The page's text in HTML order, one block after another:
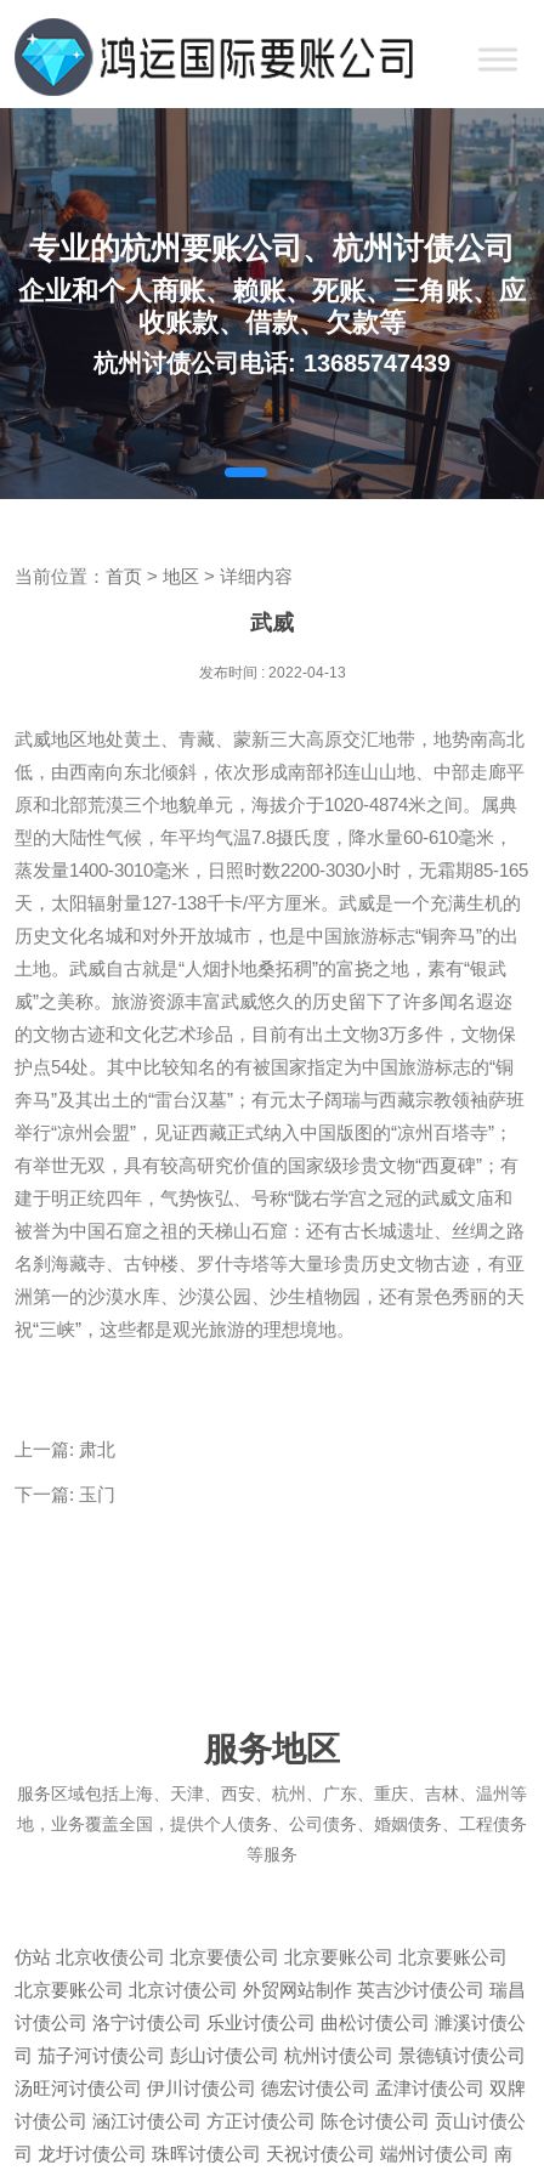
专业的杭州要账公司、杭州讨债公司
企业和个人商账、赖账、死账、三角账、应
收账款、借款、欠款等
杭州讨债公司电话: 13685747439
当前位置： 首页 > 地区 > 详细内容
武威
发布时间 : 2022-04-13
武威地区地处黄土、青藏、蒙新三大高原交汇地带，地势南高北
低，由西南向东北倾斜，依次形成南部祁连山山地、中部走廊平
原和北部荒漠三个地貌单元，海拔介于1020-4874米之间。属典
型的大陆性气候，年平均气温7.8摄氏度，降水量60-610毫米，
蒸发量1400-3010毫米，日照时数2200-3030小时，无霜期85-165
天，太阳辐射量127-138千卡/平方厘米。武威是一个充满生机的
历史文化名城和对外开放城市，也是中国旅游标志“铜奔马”的出
土地。武威自古就是“人烟扑地桑拓稠”的富挠之地，素有“银武
威”之美称。旅游资源丰富武威悠久的历史留下了许多闻名遐迩
的文物古迹和文化艺术珍品，目前有出土文物3万多件，文物保
护点54处。其中比较知名的有被国家指定为中国旅游标志的“铜
奔马”及其出土的“雷台汉墓”；有元太子阔瑞与西藏宗教领袖萨班
举行“凉州会盟”，见证西藏正式纳入中国版图的“凉州百塔寺”；
有举世无双，具有较高研究价值的国家级珍贵文物“西夏碑”；有
建于明正统四年，气势恢弘、号称“陇右学宫之冠的武威文庙和
被誉为中国石窟之祖的天梯山石窟：还有古长城遗址、丝绸之路
名刹海藏寺、古钟楼、罗什寺塔等大量珍贵历史文物古迹，有亚
洲第一的沙漠水库、沙漠公园、沙生植物园，还有景色秀丽的天
祝“三峡”，这些都是观光旅游的理想境地。
上一篇: 肃北
下一篇: 玉门
服务地区
服务区域包括上海、天津、西安、杭州、广东、重庆、吉林、温州等
地，业务覆盖全国，提供个人债务、公司债务、婚姻债务、工程债务
等服务
仿站 北京收债公司 北京要债公司 北京要账公司 北京要账公司
北京要账公司 北京讨债公司 外贸网站制作 英吉沙讨债公司 瑞昌
讨债公司 洛宁讨债公司 乐业讨债公司 曲松讨债公司 濉溪讨债公
司 茄子河讨债公司 彭山讨债公司 杭州讨债公司 景德镇讨债公司
汤旺河讨债公司 伊川讨债公司 德宏讨债公司 孟津讨债公司 双牌
讨债公司 涵江讨债公司 方正讨债公司 陈仓讨债公司 贡山讨债公
司 龙圩讨债公司 珠晖讨债公司 天祝讨债公司 端州讨债公司 南